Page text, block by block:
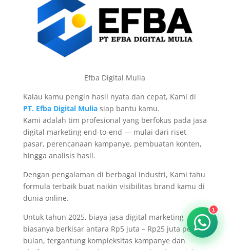
Efba Digital Mulia
Kalau kamu pengin hasil nyata dan cepat, Kami di
PT. Efba Digital Muliasiap bantu kamu.
Kami adalah tim profesional yang berfokus pada jasa
digital marketing end-to-end — mulai dari riset
pasar, perencanaan kampanye, pembuatan konten,
hingga analisis hasil.
Dengan pengalaman di berbagai industri, Kami tahu
formula terbaik buat naikin visibilitas brand kamu di
dunia online.
Untuk tahun 2025, biaya jasa digital marketing
biasanya berkisar antara Rp5 juta – Rp25 juta per
bulan, tergantung kompleksitas kampanye dan
1